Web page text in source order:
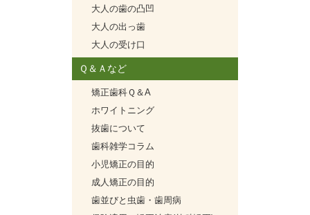
大人の歯の凸凹
大人の出っ歯
大人の受け口
Ｑ＆Ａなど
矯正歯科Ｑ＆A
ホワイトニング
抜歯について
歯科雑学コラム
小児矯正の目的
成人矯正の目的
歯並びと虫歯・歯周病